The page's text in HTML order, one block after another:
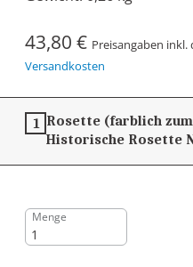
43,80 € Preisangaben inkl.
Versandkosten
1 Rosette (farblich
Historische Rosette
Menge